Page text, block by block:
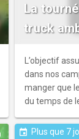
Fleuries. Au
ancêtres, du
plus de
La
truck
L’objectif
dans nos
manger que
du temps de
cette union
event Plus que 7